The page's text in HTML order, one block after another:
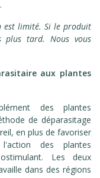
.
est limité. Si le produit
plus tard. Nous vous
aux plantes
des plantes
de déparasitage
en plus de favoriser
des plantes
Les deux
dans des régions